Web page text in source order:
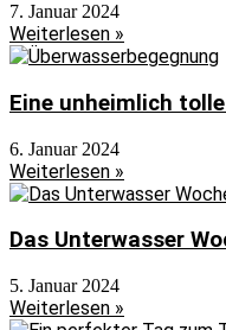
7. Januar 2024
Weiterlesen »
Eine unheimlich
6. Januar 2024
Weiterlesen »
Das Unterwasser
5. Januar 2024
Weiterlesen »